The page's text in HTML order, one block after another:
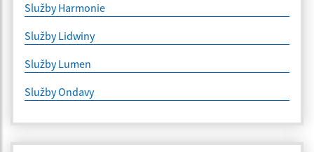
Služby Harmonie
Služby Lidwiny
Služby Lumen
Služby Ondavy